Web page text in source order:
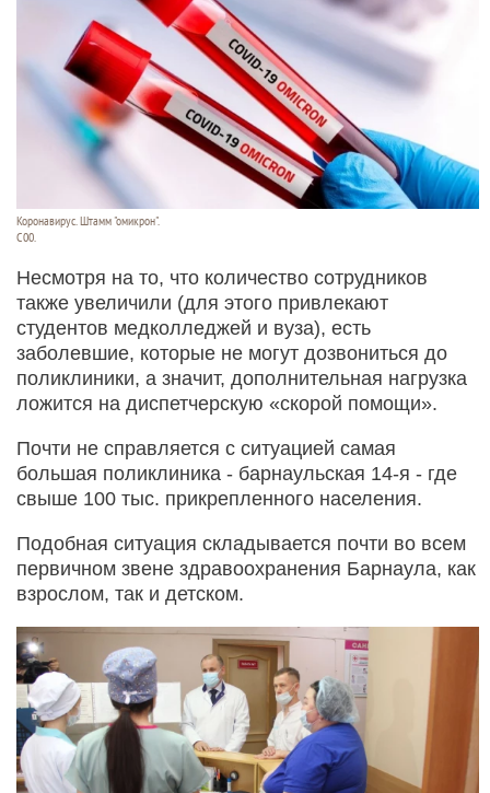
Коронавирус. Штамм "омикрон".
C00.
Несмотря на то, что количество сотрудников
также увеличили (для этого привлекают
студентов медколледжей и вуза), есть
заболевшие, которые не могут дозвониться до
поликлиники, а значит, дополнительная нагрузка
ложится на диспетчерскую «скорой помощи».
Почти не справляется с ситуацией самая
большая поликлиника - барнаульская 14-я - где
свыше 100 тыс. прикрепленного населения.
Подобная ситуация складывается почти во всем
первичном звене здравоохранения Барнаула, как
взрослом, так и детском.